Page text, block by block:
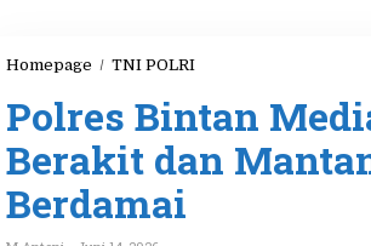
Homepage / TNI POLRI
l
r
e
s
Polres Bintan
Berakit dan
Berdamai